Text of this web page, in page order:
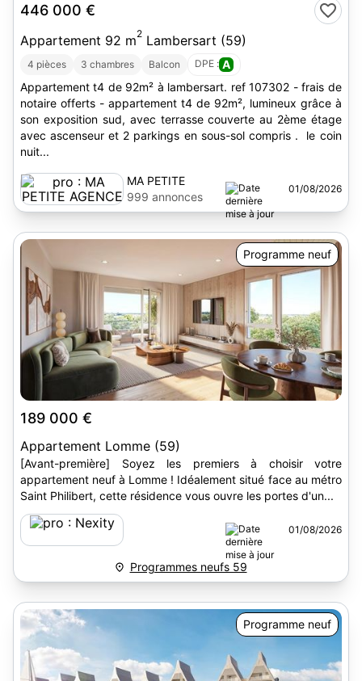
446 000 €
Appartement 92 m2 Lambersart (59)
4 pièces 3 chambres Balcon DPE : A
Appartement t4 de 92m² à lambersart. ref 107302 - frais de
notaire offerts - appartement t4 de 92m², lumineux grâce à
son exposition sud, avec terrasse couverte au 2ème étage
avec ascenseur et 2 parkings en sous-sol compris . le coin
nuit...
MA PETITE
AGENCE
999 annonces
01/08/2026
Programme neuf
189 000 €
Appartement Lomme (59)
[Avant-première] Soyez les premiers à choisir votre
appartement neuf à Lomme ! Idéalement situé face au métro
Saint Philibert, cette résidence vous ouvre les portes d'un...
01/08/2026
Programmes neufs 59
Programme neuf